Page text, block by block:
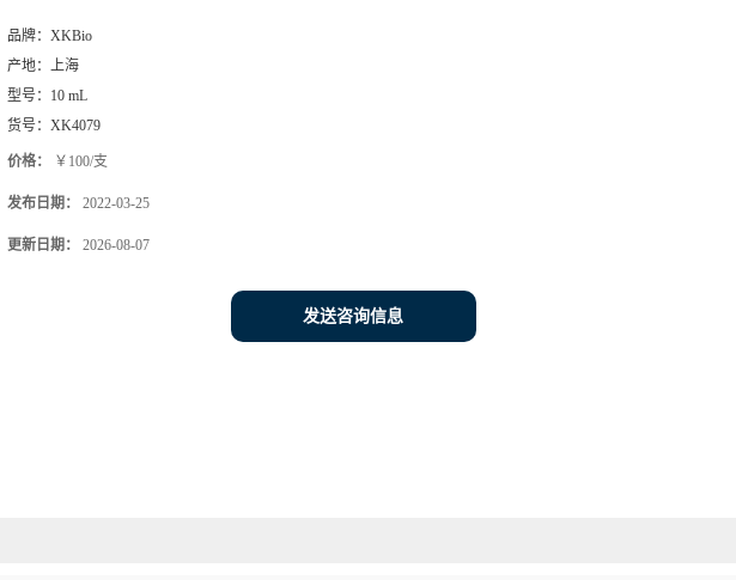
品牌： XKBio
产地： 上海
型号： 10 mL
货号： XK4079
价格： ￥100/支
发布日期： 2022-03-25
更新日期： 2026-08-07
发送咨询信息